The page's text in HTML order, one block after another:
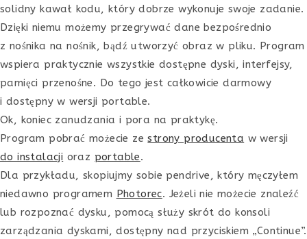
solidny kawał kodu, który dobrze wykonuje swoje zadanie.
Dzięki niemu możemy przegrywać dane bezpośrednio
z nośnika na nośnik, bądź utworzyć obraz w pliku. Program
wspiera praktycznie wszystkie dostępne dyski, interfejsy,
pamięci przenośne. Do tego jest całkowicie darmowy
i dostępny w wersji portable.
Ok, koniec zanudzania i pora na praktykę.
Program pobrać możecie zestrony producenta w wersji
do instalacji oraz portable.
Dla przykładu, skopiujmy sobie pendrive, który męczyłem
niedawno programem Photorec. Jeżeli nie możecie znaleźć
lub rozpoznać dysku, pomocą służy skrót do konsoli
zarządzania dyskami, dostępny nad przyciskiem „Continue”.